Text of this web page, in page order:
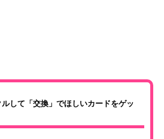
して「交換」でほしいカードをゲッ